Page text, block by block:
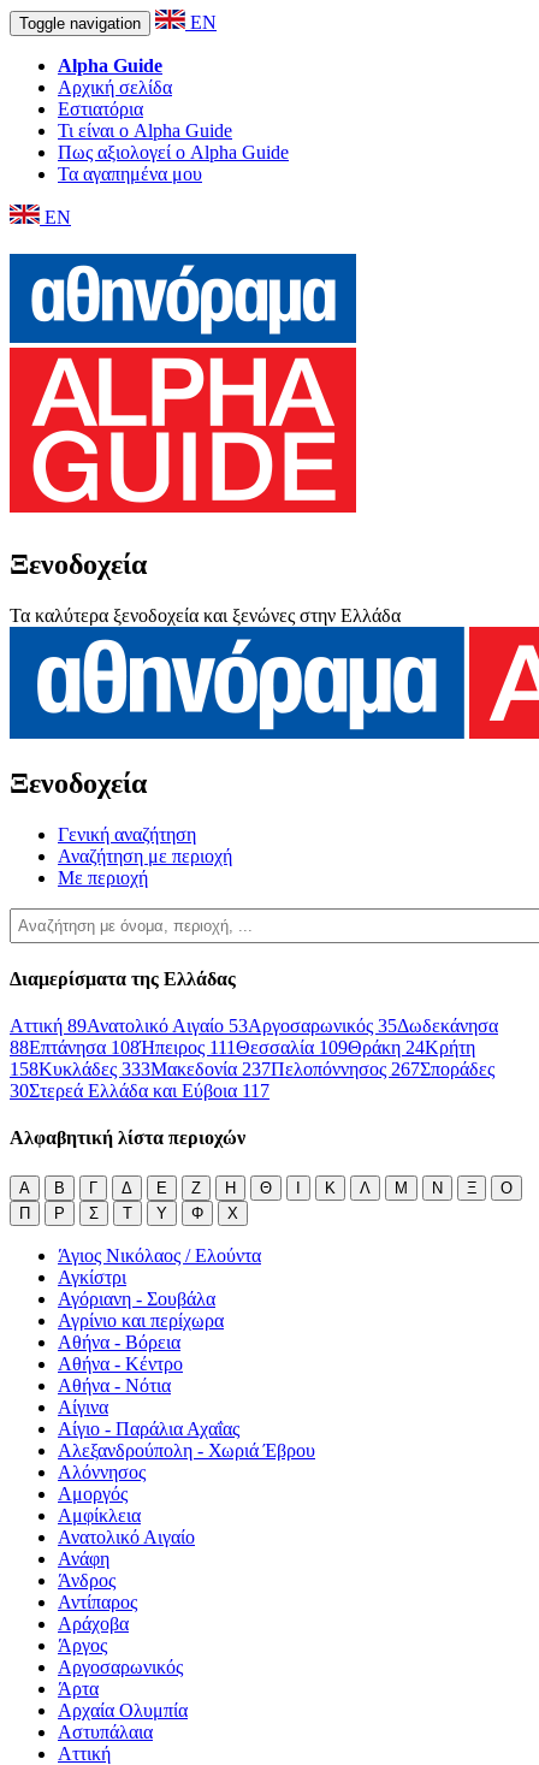
Toggle navigation EN
Alpha Guide
Αρχική σελίδα
Εστιατόρια
Τι είναι ο Alpha Guide
Πως αξιολογεί ο Alpha Guide
Τα αγαπημένα μου
EN
Ξενοδοχεία
Τα καλύτερα ξενοδοχεία και ξενώνες στην Ελλάδα
Ξενοδοχεία
Γενική αναζήτηση
Αναζήτηση με περιοχή
Με περιοχή
Διαμερίσματα της Ελλάδας
Αττική 89Ανατολικό Αιγαίο 53Αργοσαρωνικός 35Δωδεκάνησα
88Επτάνησα 108Ήπειρος 111Θεσσαλία 109Θράκη 24Κρήτη
158Κυκλάδες 333Μακεδονία 237Πελοπόννησος 267Σποράδες
30Στερεά Ελλάδα και Εύβοια 117
Αλφαβητική λίστα περιοχών
Α Β Γ Δ Ε Ζ Η Θ Ι Κ Λ Μ Ν Ξ
Ο
Π
Ρ Σ Τ Υ Φ Χ
Άγιος Νικόλαος / Ελούντα
Αγκίστρι
Αγόριανη - Σουβάλα
Αγρίνιο και περίχωρα
Αθήνα - Βόρεια
Αθήνα - Κέντρο
Αθήνα - Νότια
Αίγινα
Αίγιο - Παράλια Αχαΐας
Αλεξανδρούπολη - Χωριά Έβρου
Αλόννησος
Αμοργός
Αμφίκλεια
Ανατολικό Αιγαίο
Ανάφη
Άνδρος
Αντίπαρος
Αράχοβα
Άργος
Αργοσαρωνικός
Άρτα
Αρχαία Ολυμπία
Αστυπάλαια
Αττική